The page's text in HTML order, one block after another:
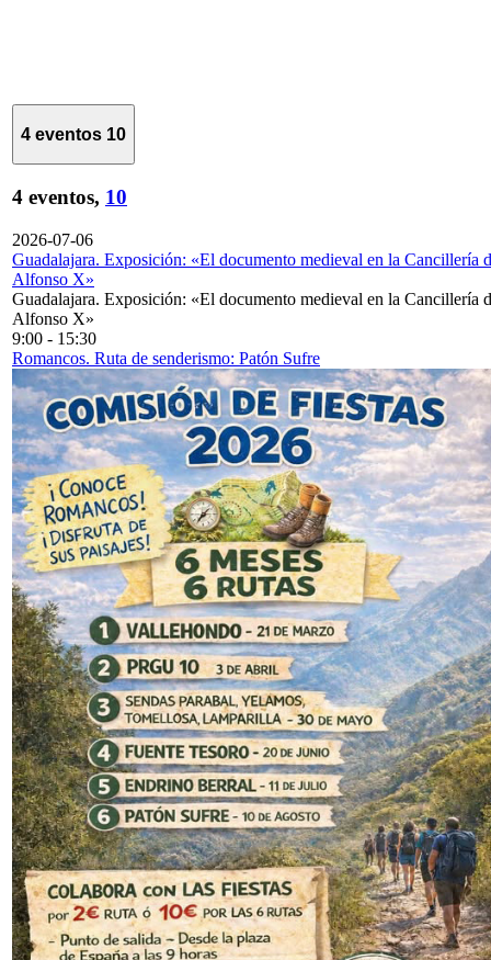
4 eventos 10
4 eventos, 10
2026-07-06
Guadalajara. Exposición: «El documento medieval en la Cancillería
Alfonso X»
Guadalajara. Exposición: «El documento medieval en la Cancillería
Alfonso X»
9:00 - 15:30
Romancos. Ruta de senderismo: Patón Sufre